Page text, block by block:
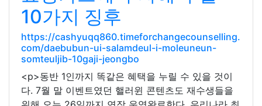
10가지 징후
https://cashyuqq860.timeforchangecounselling.
com/daebubun-ui-salamdeul-i-moleuneun-
somteuljib-10gaji-jeongbo
<p>동반 1인까지 똑같은 혜택을 누릴 수 있을 것이
다. 7월 말 이벤트였던 핼러윈 콘텐츠도 재수생들을